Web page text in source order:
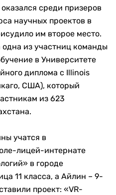
среди призеров
научных проектов в
им второе место.
одна из участниц команды
в Университете
диплома с Illinois
США), который
из 623
учатся в
лицей-интернате
в городе
11 класса, а Айлин – 9-
проект: «VR-